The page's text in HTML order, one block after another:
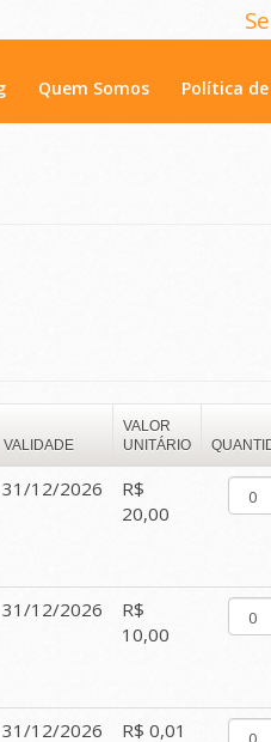
Quem Somos Política
VALIDADE
VALOR
UNITÁRIO
31/12/2026
R$
20,00
31/12/2026
R$
10,00
31/12/2026 R$ 0,01